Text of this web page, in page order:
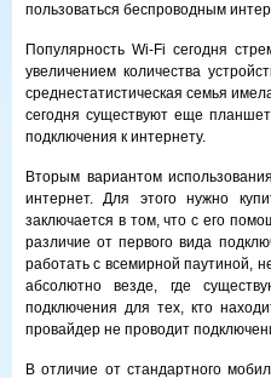
пользоваться беспроводным
Популярность Wi-Fi сегодня
увеличением количества
среднестатистическая семья
сегодня существуют еще
подключения к интернету.
Вторым вариантом
интернет. Для этого нужно
заключается в том, что с его
различие от первого вида
работать с всемирной паутиной,
абсолютно везде, где
подключения для тех, кто
провайдер не проводит
В отличие от стандартного